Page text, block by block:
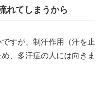
れてしまうから
すが、制汗作用（汗を止
、多汗症の人には向きま